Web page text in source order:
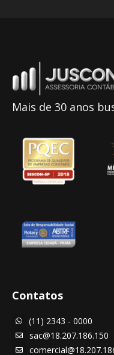
Mais de 30 anos
Contatos
 (11) 2343 - 0000
 sac@18.207.186.150
